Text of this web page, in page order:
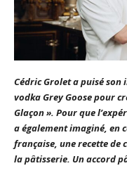
Cédric Grolet a puisé
vodka Grey Goose pour
Glaçon ». Pour que
a également imaginé, en
française, une recette de
la pâtisserie. Un accord